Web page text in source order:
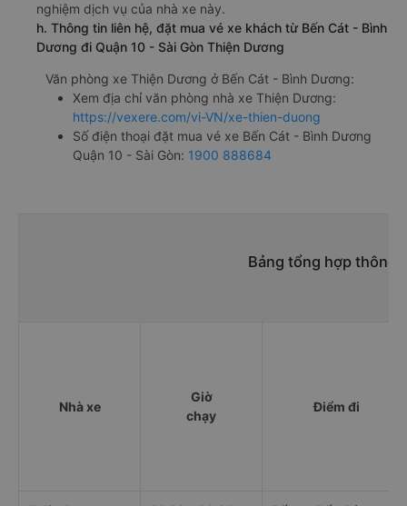
nghiệm dịch vụ của nhà xe này.
h. Thông tin liên hệ, đặt mua vé xe khách từ Bến Cát - Bình
Dương đi Quận 10 - Sài Gòn Thiện Dương
Văn phòng xe Thiện Dương ở Bến Cát - Bình Dương:
Xem địa chỉ văn phòng nhà xe Thiện Dương:
https://vexere.com/vi-VN/xe-thien-duong
Số điện thoại đặt mua vé xe Bến Cát - Bình Dương
Quận 10 - Sài Gòn: 1900 888684
Bảng tổng hợp thông
Nhà xe
Giờ
chạy
Điểm đi